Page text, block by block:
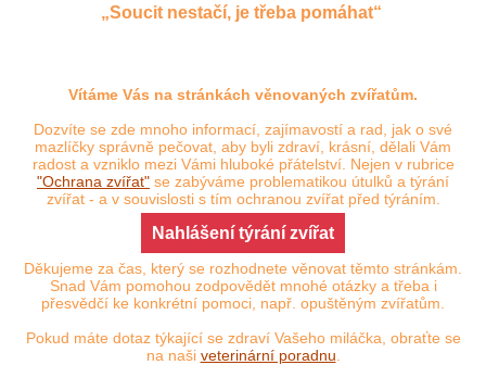
„Soucit nestačí, je třeba pomáhat“
Vítáme Vás na stránkách věnovaných zvířatům.
Dozvíte se zde mnoho informací, zajímavostí a rad, jak o své
mazlíčky správně pečovat, aby byli zdraví, krásní, dělali Vám
radost a vzniklo mezi Vámi hluboké přátelství. Nejen v rubrice
"Ochrana zvířat" se zabýváme problematikou útulků a týrání
zvířat - a v souvislosti s tím ochranou zvířat před týráním.
Nahlášení týrání zvířat
Děkujeme za čas, který se rozhodnete věnovat těmto stránkám.
Snad Vám pomohou zodpovědět mnohé otázky a třeba i
přesvědčí ke konkrétní pomoci, např. opuštěným zvířatům.
Pokud máte dotaz týkající se zdraví Vašeho miláčka, obraťte se
na naši veterinární poradnu